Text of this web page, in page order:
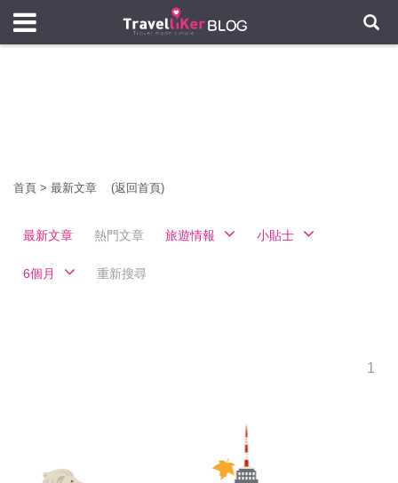
首頁 > 最新文章 (返回首頁)
最新文章 熱門文章 旅遊情報 小貼士
6個月 重新搜尋
1